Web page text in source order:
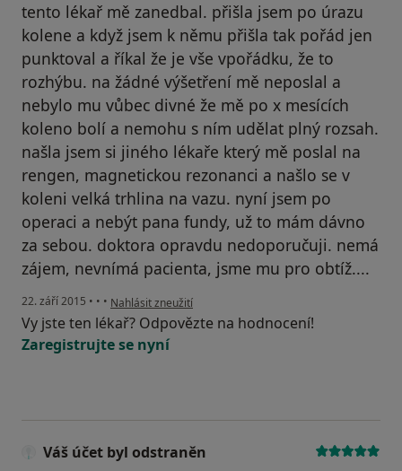
tento lékař mě zanedbal. přišla jsem po úrazu
kolene a když jsem k němu přišla tak pořád jen
punktoval a říkal že je vše vpořádku, že to
rozhýbu. na žádné výšetření mě neposlal a
nebylo mu vůbec divné že mě po x mesících
koleno bolí a nemohu s ním udělat plný rozsah.
našla jsem si jiného lékaře který mě poslal na
rengen, magnetickou rezonanci a našlo se v
koleni velká trhlina na vazu. nyní jsem po
operaci a nebýt pana fundy, už to mám dávno
za sebou. doktora opravdu nedoporučuji. nemá
zájem, nevnímá pacienta, jsme mu pro obtíž....
22. září 2015 • • • podle názoru uživatele Váš účet byl odstraněn
Nahlásit zneužití
Vy jste ten lékař? Odpovězte na hodnocení!
Zaregistrujte se nyní
Váš účet byl odstraněn